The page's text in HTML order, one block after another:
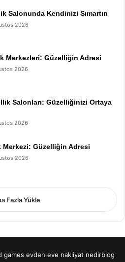
Salonunda Kendinizi Şımartın
2026
Merkezleri: Güzelliğin Adresi
2026
Salonları: Güzelliğinizi Ortaya
2026
Merkezi: Güzelliğin Adresi
2026
Fazla Yükle
games evden eve nakliyat nedirblog